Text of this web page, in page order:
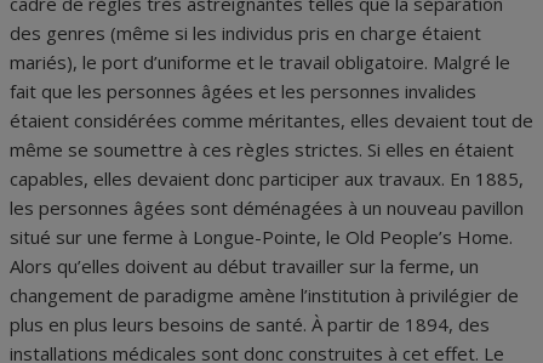
des genres (même si les individus pris en charge étaient
mariés), le port d’uniforme et le travail obligatoire. Malgré le
fait que les personnes âgées et les personnes invalides
étaient considérées comme méritantes, elles devaient tout de
même se soumettre à ces règles strictes. Si elles en étaient
capables, elles devaient donc participer aux travaux. En 1885,
les personnes âgées sont déménagées à un nouveau pavillon
situé sur une ferme à Longue-Pointe, le Old People’s Home.
Alors qu’elles doivent au début travailler sur la ferme, un
changement de paradigme amène l’institution à privilégier de
plus en plus leurs besoins de santé. À partir de 1894, des
installations médicales sont donc construites à cet effet. Le